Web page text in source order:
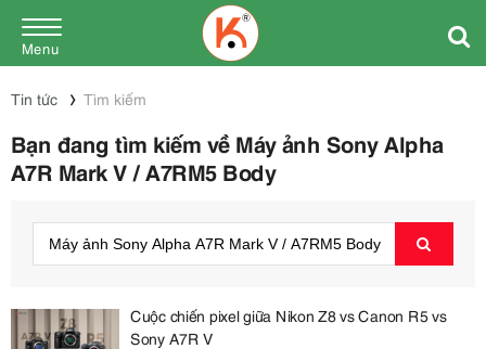
Menu
Tin tức Tìm kiếm
Bạn đang tìm kiếm về Máy ảnh Sony Alpha
A7R Mark V / A7RM5 Body
Cuộc chiến pixel giữa Nikon Z8 vs Canon R5 vs
Sony A7R V